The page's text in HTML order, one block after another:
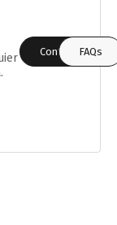
Contáctanos
FAQs